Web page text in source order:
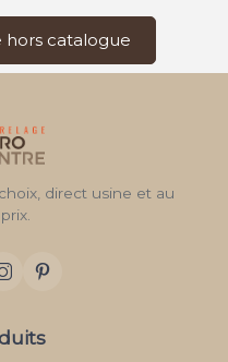
hors catalogue
direct usine et au